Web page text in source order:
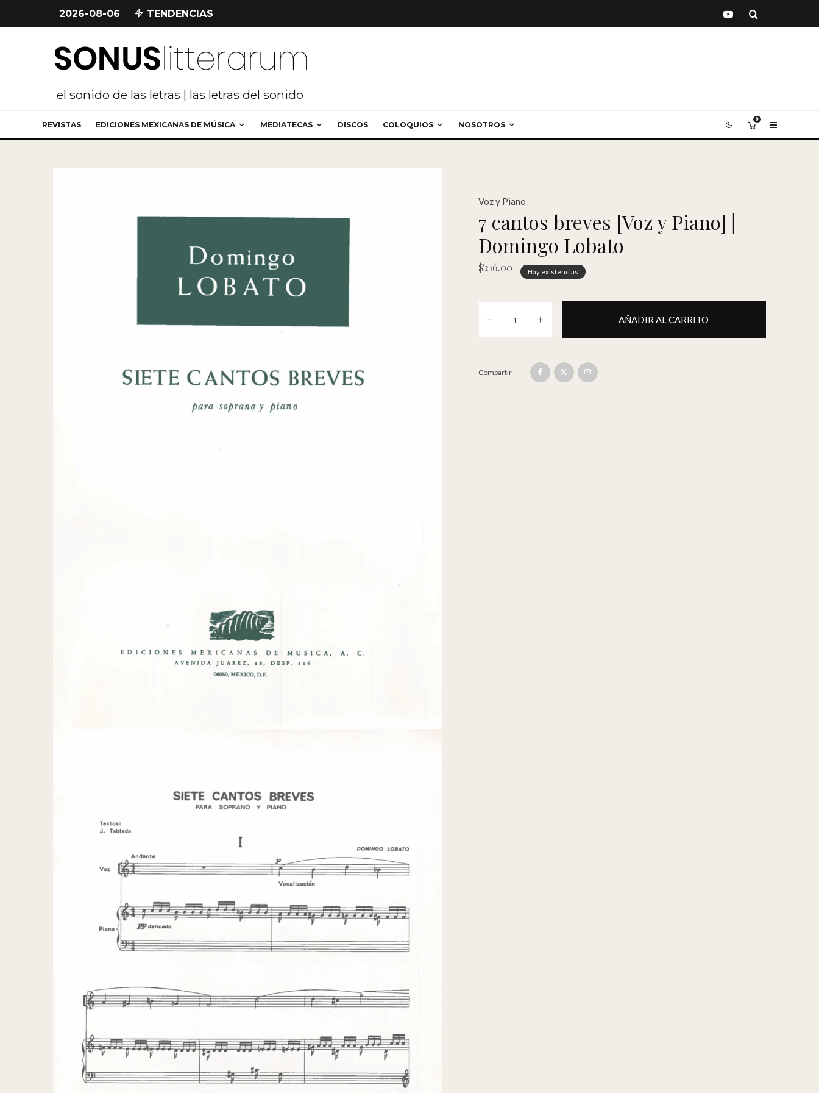
2026-08-06 TENDENCIAS
el sonido de las letras | las letras del sonido
REVISTAS EDICIONES MEXICANAS DE MÚSICA MEDIATECAS DISCOS COLOQUIOS NOSOTROS
0
Voz y Piano
7 cantos breves [Voz y Piano] |
Domingo Lobato
$216.00 Hay existencias
7 cantos breves [Voz y Piano] | Domingo Lobato cantidad
AÑADIR AL CARRITO
Compartir